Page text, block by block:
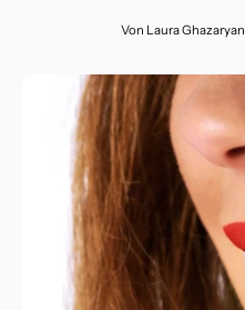
Von Laura Ghazaryan